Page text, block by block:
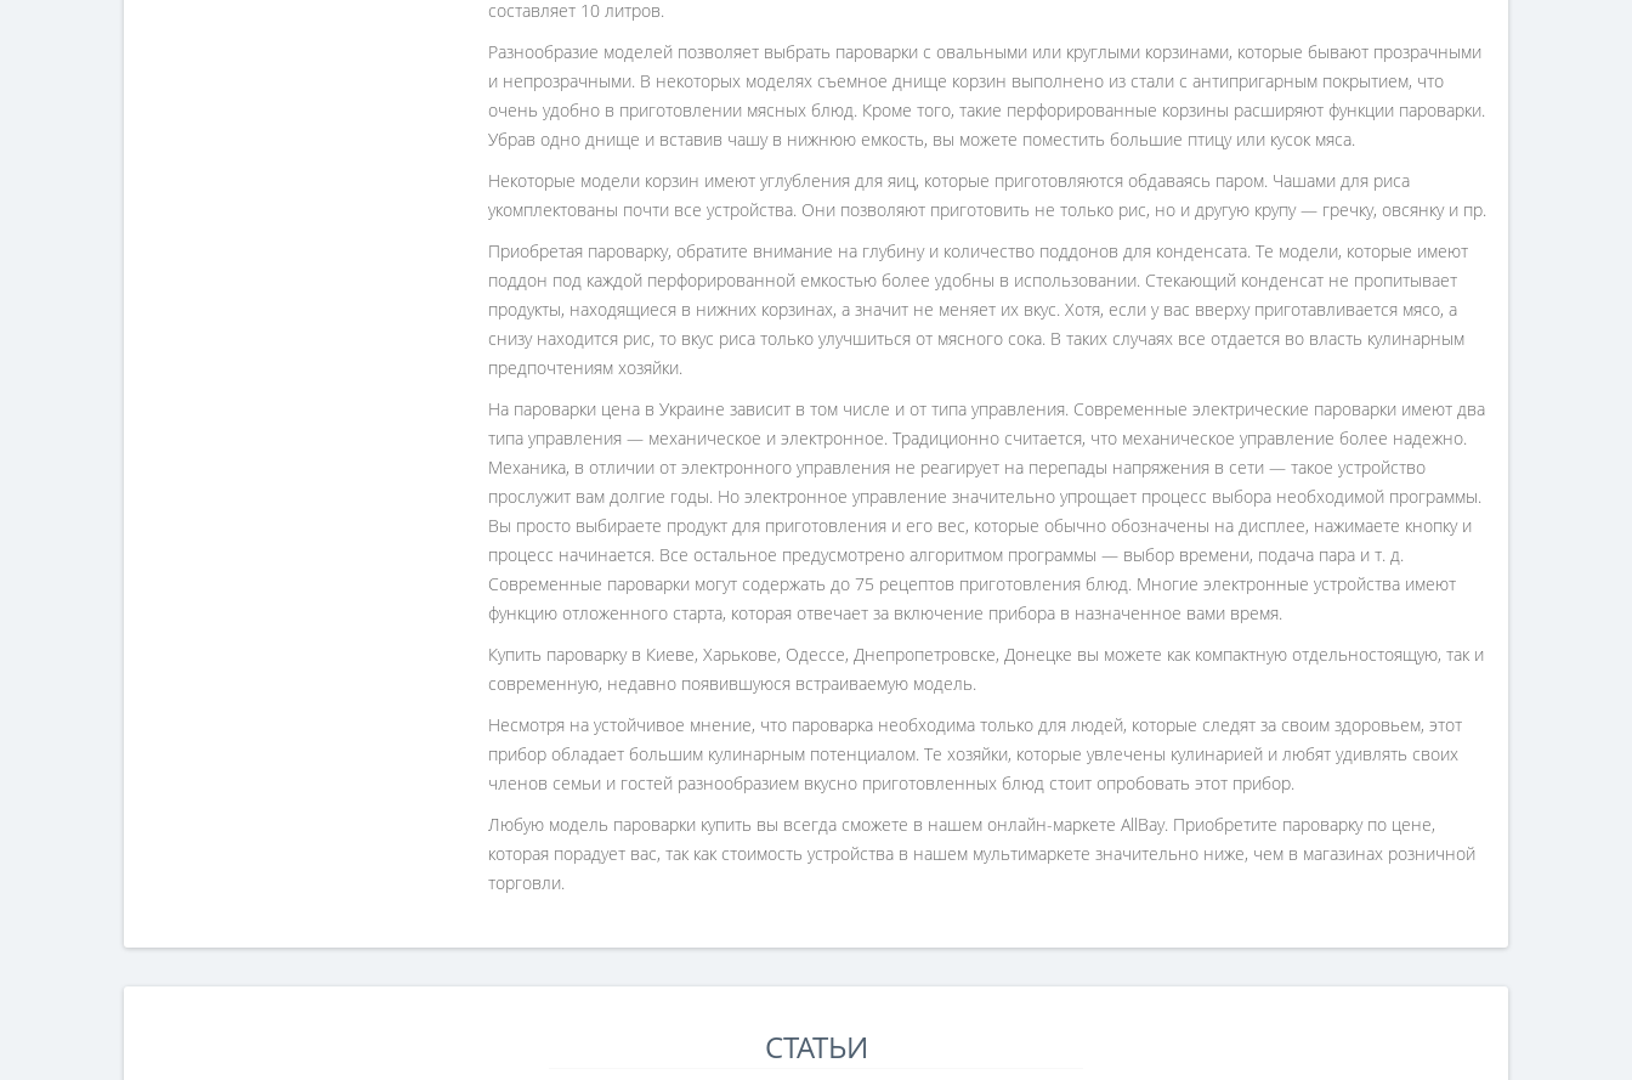
составляет 10 литров.
Разнообразие моделей позволяет выбрать пароварки с овальными или круглыми корзинами, которые бывают прозрачными
и непрозрачными. В некоторых моделях съемное днище корзин выполнено из стали с антипригарным покрытием, что
очень удобно в приготовлении мясных блюд. Кроме того, такие перфорированные корзины расширяют функции пароварки.
Убрав одно днище и вставив чашу в нижнюю емкость, вы можете поместить большие птицу или кусок мяса.
Некоторые модели корзин имеют углубления для яиц, которые приготовляются обдаваясь паром. Чашами для риса
укомплектованы почти все устройства. Они позволяют приготовить не только рис, но и другую крупу — гречку, овсянку и пр.
Приобретая пароварку, обратите внимание на глубину и количество поддонов для конденсата. Те модели, которые имеют
поддон под каждой перфорированной емкостью более удобны в использовании. Стекающий конденсат не пропитывает
продукты, находящиеся в нижних корзинах, а значит не меняет их вкус. Хотя, если у вас вверху приготавливается мясо, а
снизу находится рис, то вкус риса только улучшиться от мясного сока. В таких случаях все отдается во власть кулинарным
предпочтениям хозяйки.
На пароварки цена в Украине зависит в том числе и от типа управления. Современные электрические пароварки имеют два
типа управления — механическое и электронное. Традиционно считается, что механическое управление более надежно.
Механика, в отличии от электронного управления не реагирует на перепады напряжения в сети — такое устройство
прослужит вам долгие годы. Но электронное управление значительно упрощает процесс выбора необходимой программы.
Вы просто выбираете продукт для приготовления и его вес, которые обычно обозначены на дисплее, нажимаете кнопку и
процесс начинается. Все остальное предусмотрено алгоритмом программы — выбор времени, подача пара и т. д.
Современные пароварки могут содержать до 75 рецептов приготовления блюд. Многие электронные устройства имеют
функцию отложенного старта, которая отвечает за включение прибора в назначенное вами время.
Купить пароварку в Киеве, Харькове, Одессе, Днепропетровске, Донецке вы можете как компактную отдельностоящую, так и
современную, недавно появившуюся встраиваемую модель.
Несмотря на устойчивое мнение, что пароварка необходима только для людей, которые следят за своим здоровьем, этот
прибор обладает большим кулинарным потенциалом. Те хозяйки, которые увлечены кулинарией и любят удивлять своих
членов семьи и гостей разнообразием вкусно приготовленных блюд стоит опробовать этот прибор.
Любую модель пароварки купить вы всегда сможете в нашем онлайн-маркете AllBay. Приобретите пароварку по цене,
которая порадует вас, так как стоимость устройства в нашем мультимаркете значительно ниже, чем в магазинах розничной
торговли.
СТАТЬИ